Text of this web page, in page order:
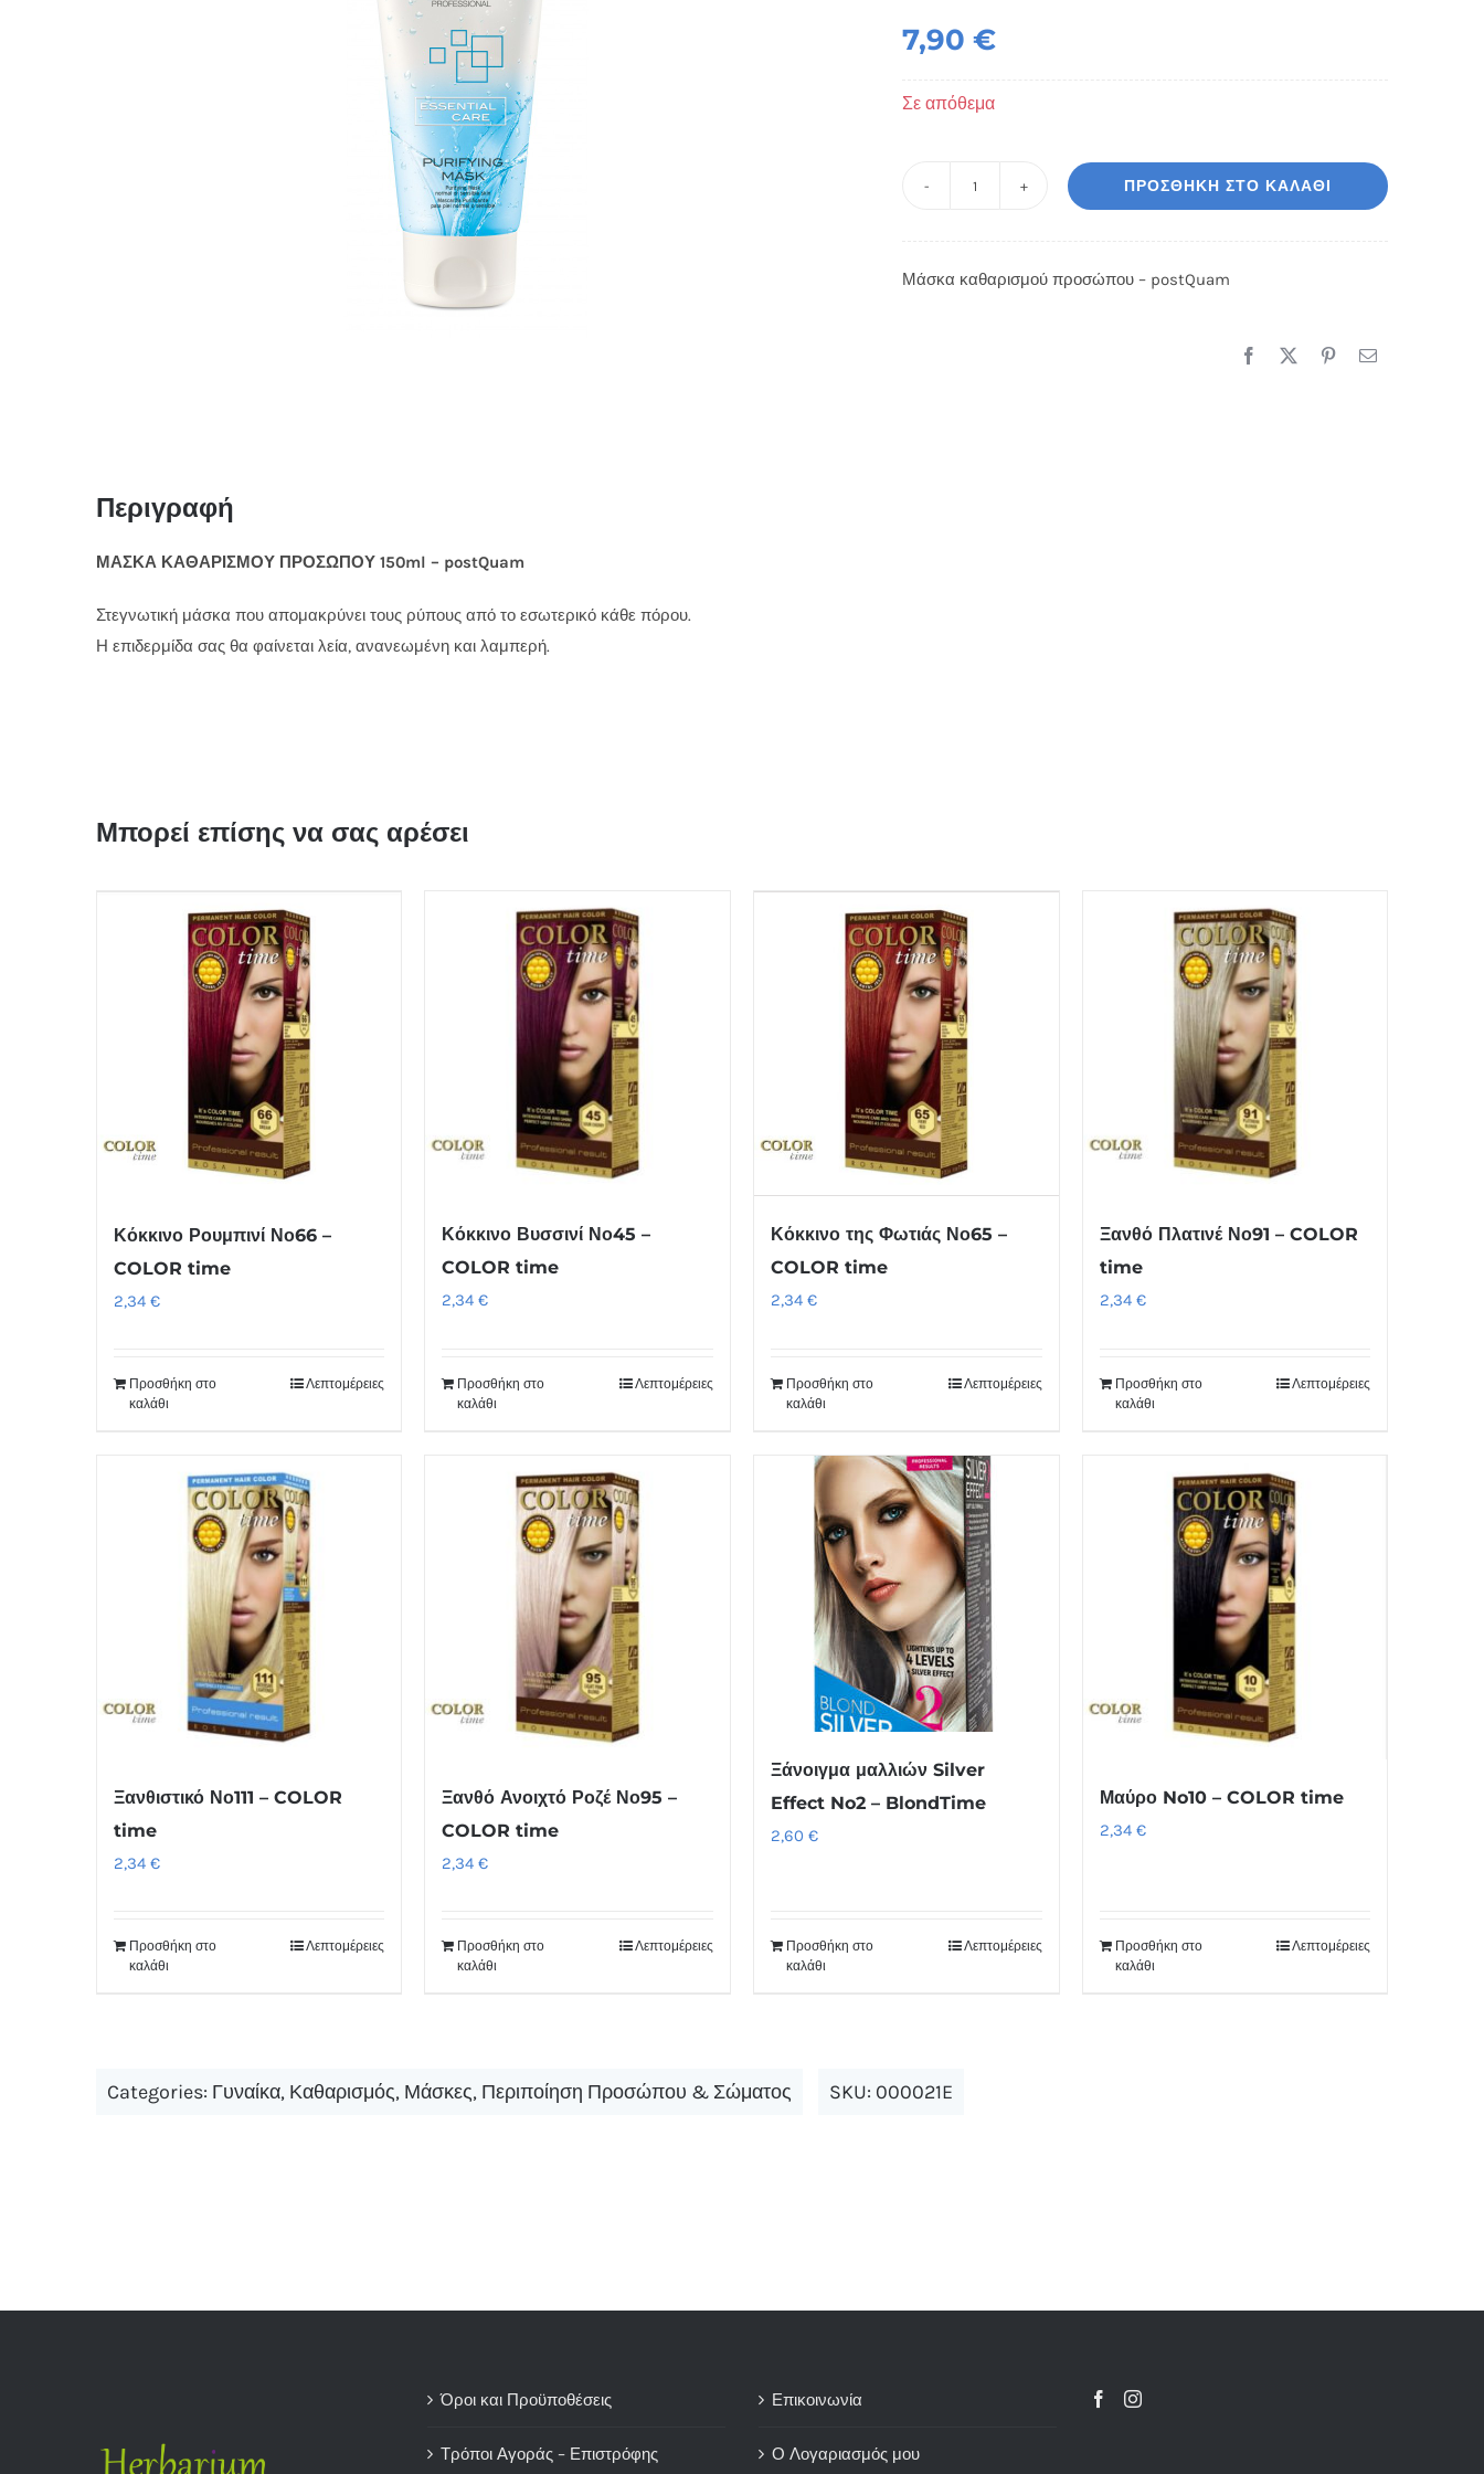
7,90€
Σε απόθεμα
ΠΡΟΣΘΉΚΗ ΣΤΟ ΚΑΛΆΘΙ
Μάσκα καθαρισμού προσώπου – postQuam
Περιγραφή
ΜΑΣΚΑ ΚΑΘΑΡΙΣΜΟΥ ΠΡΟΣΩΠΟΥ 150ml – postQuam
Στεγνωτική μάσκα που απομακρύνει τους ρύπους από το εσωτερικό κάθε πόρου.
Η επιδερμίδα σας θα φαίνεται λεία, ανανεωμένη και λαμπερή.
Μπορεί επίσης να σας αρέσει
Κόκκινο Ρουμπινί Νο66 –
COLOR time
2,34 €
Προσθήκη στο
καλάθι
Λεπτομέρειες
Κόκκινο Βυσσινί Νο45 –
COLOR time
2,34€
Προσθήκη στο
καλάθι
Λεπτομέρειες
Κόκκινο της Φωτιάς Νο65 –
COLOR time
2,34 €
Προσθήκη στο
καλάθι
Λεπτομέρειες
Ξανθό Πλατινέ Νο91 – COLOR
time
2,34 €
Προσθήκη στο
καλάθι
Λεπτομέρειες
Ξανθιστικό Νο111 – COLOR
time
2,34 €
Προσθήκη στο
καλάθι
Λεπτομέρειες
Ξανθό Ανοιχτό Ροζέ Νο95 –
COLOR time
2,34€
Προσθήκη στο
καλάθι
Λεπτομέρειες
Ξάνοιγμα μαλλιών Silver
Effect No2 – BlondTime
2,60 €
Προσθήκη στο
καλάθι
Λεπτομέρειες
Μαύρο No10 – COLOR time
2,34 €
Προσθήκη στο
καλάθι
Λεπτομέρειες
Categories: Γυναίκα, Καθαρισμός, Μάσκες, Περιποίηση Προσώπου & Σώματος SKU: 000021E
Όροι και Προϋποθέσεις
Τρόποι Αγοράς – Επιστρόφης
Επικοινωνία
Ο Λογαριασμός μου